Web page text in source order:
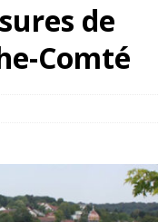
de
Comté